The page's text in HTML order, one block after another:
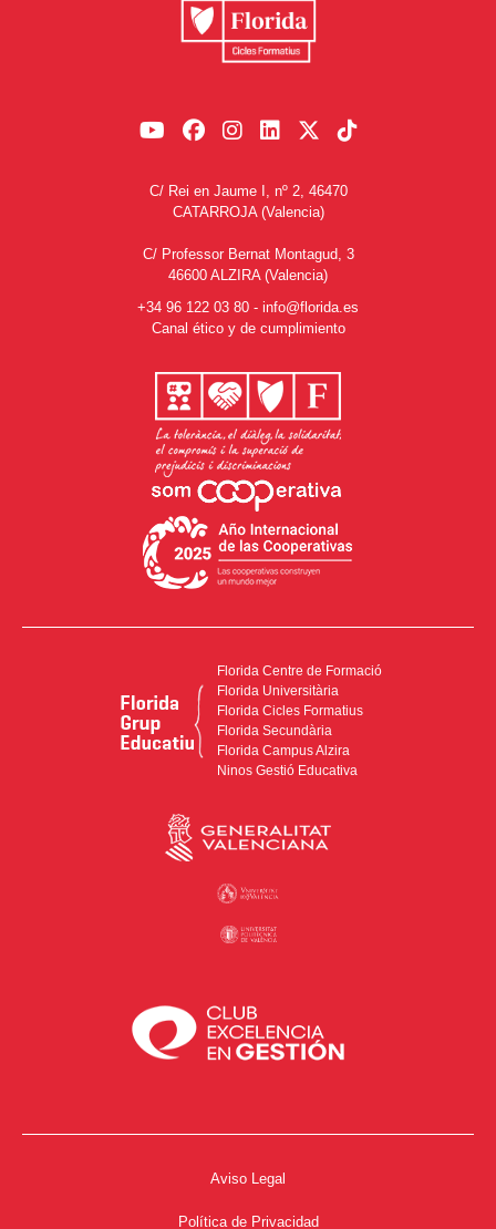
C/ Rei en Jaume I, nº 2, 46470
CATARROJA (Valencia)
C/ Professor Bernat Montagud, 3
46600 ALZIRA (Valencia)
+34 96 122 03 80 - info@florida.es
Canal ético y de cumplimiento
Florida Centre de Formació
Florida Universitària
Florida Cicles Formatius
Florida Secundària
Florida Campus Alzira
Ninos Gestió Educativa
Aviso Legal
Política de Privacidad